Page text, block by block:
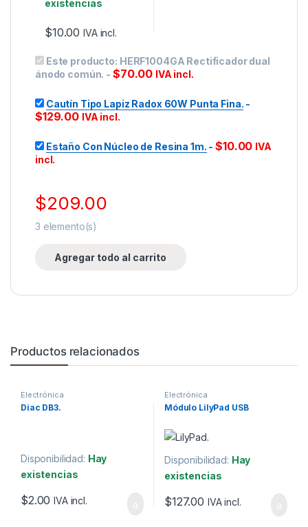
existencias
$10.00 IVA incl.
Este producto: HERF1004GA Rectificador dual
ánodo común. - $70.00 IVA incl.
Cautín Tipo Lapiz Radox 60W Punta Fina. -
$129.00 IVA incl.
Estaño Con Núcleo de Resina 1m. -$10.00 IVA
incl.
$209.00
3 elemento(s)
Agregar todo al carrito
Productos relacionados
Electrónica
Diac DB3.
Disponibilidad: Hay
existencias
$2.00 IVA incl.
Electrónica
Módulo LilyPad USB
Disponibilidad: Hay
existencias
$127.00 IVA incl.